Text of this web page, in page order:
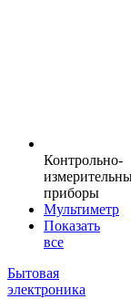
Контрольно-
приборы
Мультиметр
Показать
все
Бытовая
электроника